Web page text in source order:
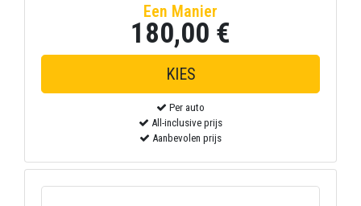
Een Manier
180,00 €
Per auto
All-inclusive prijs
Aanbevolen prijs